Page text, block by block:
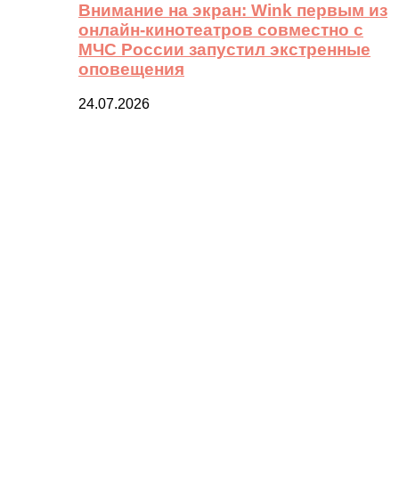
Внимание на экран: Wink первым из
онлайн-кинотеатров совместно с
МЧС России запустил экстренные
оповещения
24.07.2026